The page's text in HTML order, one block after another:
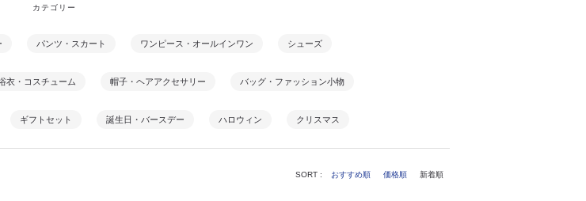
カテゴリー
パンツ・スカート ワンピース・オールインワン シューズ
衣・コスチューム 帽子・ヘアアクセサリー バッグ・ファッション小物
ギフトセット 誕生日・バースデー ハロウィン クリスマス
SORT : おすすめ順 価格順 新着順